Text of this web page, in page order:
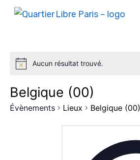
Aucun résultat trouvé.
Belgique (00)
Évènements Lieux Belgique (00)